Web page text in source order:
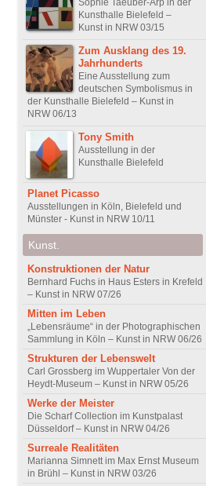
Kunsthalle Bielefeld –
Kunst in NRW 03/15
Zum Ausklang des 19.
Jahrhunderts
Eine Ausstellung zum
deutschen Symbolismus in
der Kunsthalle Bielefeld – Kunst in
NRW 06/13
Tony Smith
Ausstellung in der
Kunsthalle Bielefeld
Planet Picasso
Ausstellungen in Köln, Bielefeld und
Münster - Kunst in NRW 10/11
Kunst.
Konstruktionen der Natur
Bernhard Fuchs in Haus Esters in Krefeld
– Kunst in NRW 07/26
Mitten im Leben
„Lebensräume“ in der Photographischen
Sammlung in Köln – Kunst in NRW 06/26
Strukturen der Lebenswelt
Carl Grossberg im Wuppertaler Von der
Heydt-Museum – Kunst in NRW 05/26
Werke der Meister
Die Scharf Collection im Kunstpalast
Düsseldorf – Kunst in NRW 04/26
Surreale Realitäten
Marianna Simnett im Max Ernst Museum
in Brühl – Kunst in NRW 03/26